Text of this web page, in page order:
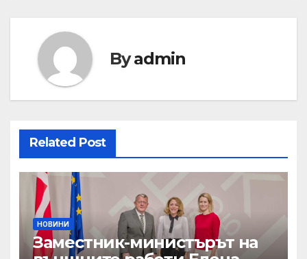
Byadmin
Related Post
НОВИНИ
Заместник-министърът на